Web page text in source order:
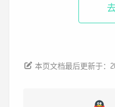
本页文档最后更新于：